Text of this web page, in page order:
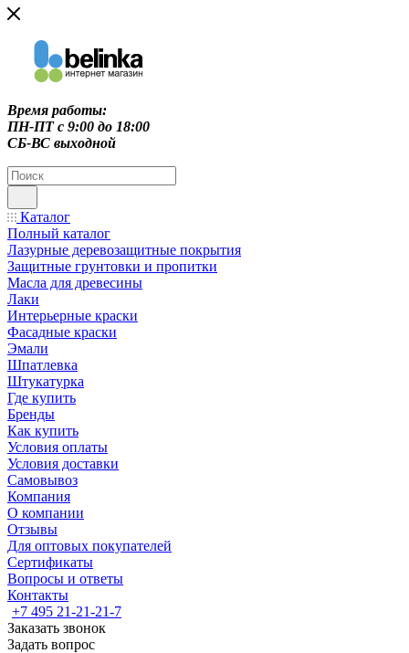
Время работы:
ПН-ПТ c 9:00 до 18:00
СБ-ВС выходной
Каталог
Полный каталог
Лазурные деревозащитные покрытия
Защитные грунтовки и пропитки
Масла для древесины
Лаки
Интерьерные краски
Фасадные краски
Эмали
Шпатлевка
Штукатурка
Где купить
Бренды
Как купить
Условия оплаты
Условия доставки
Самовывоз
Компания
О компании
Отзывы
Для оптовых покупателей
Сертификаты
Вопросы и ответы
Контакты
+7 495 21-21-21-7
Заказать звонок
Задать вопрос